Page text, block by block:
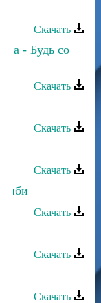
Скачать
- Будь со
Скачать
Скачать
Скачать
Скачать
Скачать
Скачать